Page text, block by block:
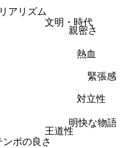
リアリズム
文明・時代
親密さ
熱血
緊張感
対立性
明快な物語
王道性
ンポの良さ